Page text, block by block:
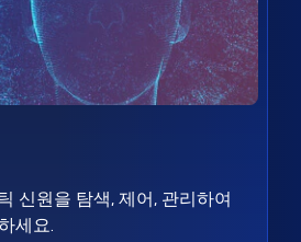
신원을 탐색, 제어, 관리하여
세요.